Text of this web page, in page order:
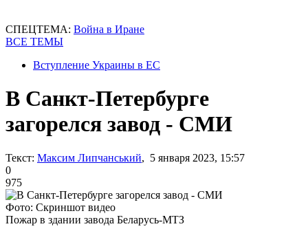
СПЕЦТЕМА: Война в Иране
ВСЕ ТЕМЫ
Вступление Украины в ЕС
В Санкт-Петербурге
загорелся завод - СМИ
Текст: Максим Липчанський, 5 января 2023, 15:57
0
975
Фото: Скриншот видео
Пожар в здании завода Беларусь-МТЗ